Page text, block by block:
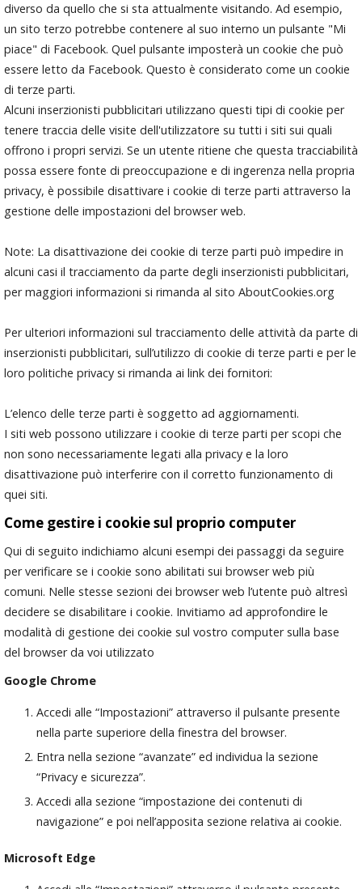
diverso da quello che si sta attualmente visitando. Ad esempio,
un sito terzo potrebbe contenere al suo interno un pulsante "Mi
piace" di Facebook. Quel pulsante imposterà un cookie che può
essere letto da Facebook. Questo è considerato come un cookie
di terze parti.
Alcuni inserzionisti pubblicitari utilizzano questi tipi di cookie per
tenere traccia delle visite dell'utilizzatore su tutti i siti sui quali
offrono i propri servizi. Se un utente ritiene che questa tracciabilità
possa essere fonte di preoccupazione e di ingerenza nella propria
privacy, è possibile disattivare i cookie di terze parti attraverso la
gestione delle impostazioni del browser web.
Note: La disattivazione dei cookie di terze parti può impedire in
alcuni casi il tracciamento da parte degli inserzionisti pubblicitari,
per maggiori informazioni si rimanda al sito AboutCookies.org
Per ulteriori informazioni sul tracciamento delle attività da parte di
inserzionisti pubblicitari, sull’utilizzo di cookie di terze parti e per le
loro politiche privacy si rimanda ai link dei fornitori:
L’elenco delle terze parti è soggetto ad aggiornamenti.
I siti web possono utilizzare i cookie di terze parti per scopi che
non sono necessariamente legati alla privacy e la loro
disattivazione può interferire con il corretto funzionamento di
quei siti.
Come gestire i cookie sul proprio computer
Qui di seguito indichiamo alcuni esempi dei passaggi da seguire
per verificare se i cookie sono abilitati sui browser web più
comuni. Nelle stesse sezioni dei browser web l’utente può altresì
decidere se disabilitare i cookie. Invitiamo ad approfondire le
modalità di gestione dei cookie sul vostro computer sulla base
del browser da voi utilizzato
Google Chrome
Accedi alle “Impostazioni” attraverso il pulsante presente
nella parte superiore della finestra del browser.
Entra nella sezione “avanzate” ed individua la sezione
“Privacy e sicurezza”.
Accedi alla sezione “impostazione dei contenuti di
navigazione” e poi nell’apposita sezione relativa ai cookie.
Microsoft Edge